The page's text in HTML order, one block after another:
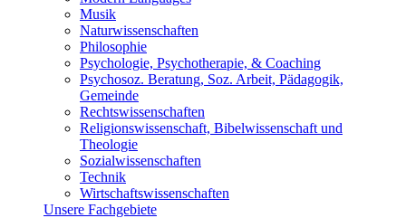
Musik
Naturwissenschaften
Philosophie
Psychologie, Psychotherapie, & Coaching
Psychosoz. Beratung, Soz. Arbeit, Pädagogik,
Gemeinde
Rechtswissenschaften
Religionswissenschaft, Bibelwissenschaft und
Theologie
Sozialwissenschaften
Technik
Wirtschaftswissenschaften
Unsere Fachgebiete